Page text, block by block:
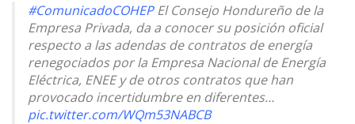
#ComunicadoCOHEPEl Consejo Hondureño de la
Empresa Privada, da a conocer su posición oficial
respecto a las adendas de contratos de energía
renegociados por la Empresa Nacional de Energía
Eléctrica, ENEE y de otros contratos que han
provocado incertidumbre en diferentes…
pic.twitter.com/WQm53NABCB